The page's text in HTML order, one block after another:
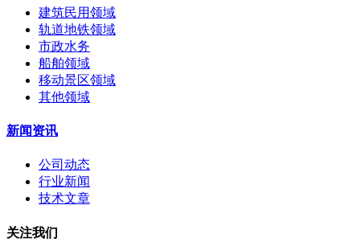
建筑民用领域
轨道地铁领域
市政水务
船舶领域
移动景区领域
其他领域
新闻资讯
公司动态
行业新闻
技术文章
关注我们